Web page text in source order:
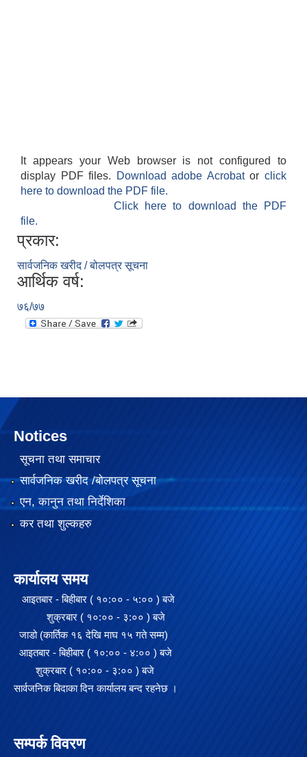
It appears your Web browser is not configured to
display PDF files.
Download adobe Acrobatorclick
here to download the PDF file.
Click here to download the PDF
file.
प्रकार:
सार्वजनिक खरीद / बोलपत्र सूचना
आर्थिक वर्ष:
७६/७७
Notices
सूचना तथा समाचार
सार्वजनिक खरीद /बोलपत्र सूचना
एन, कानुन तथा निर्देशिका
कर तथा शुल्कहरु
कार्यालय समय
आइतबार - बिहीबार ( १०:०० - ५:०० ) बजे
शुक्रबार ( १०:०० - ३:०० ) बजे
जाडो (कार्तिक १६ देखि माघ १५ गते सम्म)
आइतबार - बिहीबार ( १०:०० - ४:०० ) बजे
शुक्रबार ( १०:०० - ३:०० ) बजे
सार्वजनिक बिदाका दिन कार्यालय बन्द रहनेछ ।
सम्पर्क विवरण